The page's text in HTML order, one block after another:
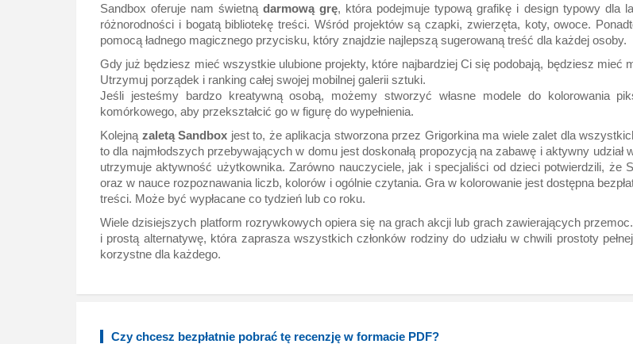
Sandbox oferuje nam świetnądarmową grę, która podejmuje typową grafikę i design typowy dla
różnorodności i bogatą bibliotekę treści. Wśród projektów są czapki, zwierzęta, koty, owoce.
pomocą ładnego magicznego przycisku, który znajdzie najlepszą sugerowaną treść dla każdej osoby.
Gdy już będziesz mieć wszystkie ulubione projekty, które najbardziej Ci się podobają, będziesz mieć
Utrzymuj porządek i ranking całej swojej mobilnej galerii sztuki.
Jeśli jesteśmy bardzo kreatywną osobą, możemy stworzyć własne modele do kolorowania
komórkowego, aby przekształcić go w figurę do wypełnienia.
Kolejną zaletą Sandbox jest to, że aplikacja stworzona przez Grigorkina ma wiele zalet dla
to dla najmłodszych przebywających w domu jest doskonałą propozycją na zabawę i aktywny
utrzymuje aktywność użytkownika. Zarówno nauczyciele, jak i specjaliści od dzieci potwierdzili, że
oraz w nauce rozpoznawania liczb, kolorów i ogólnie czytania. Gra w kolorowanie jest dostępna
treści. Może być wypłacane co tydzień lub co roku.
Wiele dzisiejszych platform rozrywkowych opiera się na grach akcji lub grach zawierających
i prostą alternatywę, która zaprasza wszystkich członków rodziny do udziału w chwili prostoty
korzystne dla każdego.
Czy chcesz bezpłatnie pobrać tę recenzję w formacie PDF?